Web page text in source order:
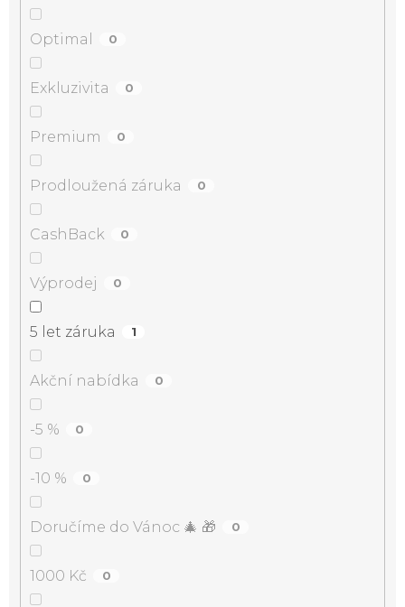
Optimal 0
Exkluzivita 0
Premium 0
Prodloužená záruka 0
CashBack 0
Výprodej 0
5 let záruka 1
Akční nabídka 0
-5 % 0
-10 % 0
Doručíme do Vánoc 🎄 🎁 0
1000 Kč 0